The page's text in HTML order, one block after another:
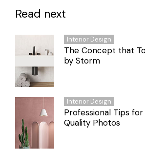
Read next
The Concept that
by Storm
Interior Design
Professional Tips
Quality Photos
Interior Design